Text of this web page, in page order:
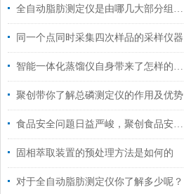
全自动脂肪测定仪是由哪几大部分组成的呢？
同一个点同时采集四次样品的采样仪器
智能一体化蒸馏仪自身带来了怎样的技术特点呢？
聚创带你了解总磷测定仪的作用及优势
食品安全问题日益严峻，聚创食品安全检测仪来帮您
固相萃取装置的预处理方法是如何的
对于全自动脂肪测定仪你了解多少呢？